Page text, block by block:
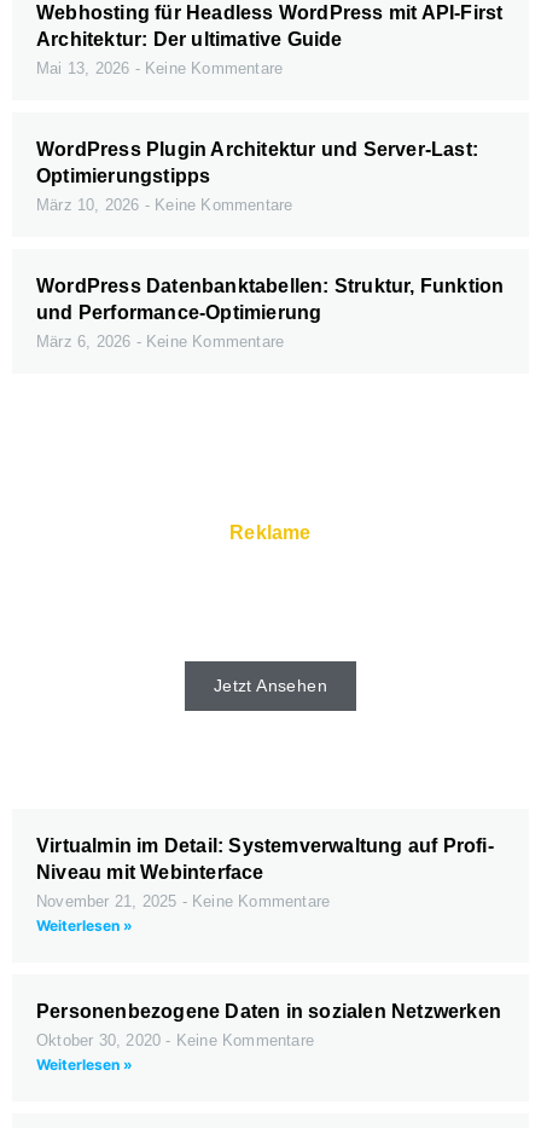
Webhosting für Headless WordPress mit API-First
Architektur: Der ultimative Guide
Mai 13, 2026 Keine Kommentare
WordPress Plugin Architektur und Server-Last:
Optimierungstipps
März 10, 2026 Keine Kommentare
WordPress Datenbanktabellen: Struktur, Funktion
und Performance-Optimierung
März 6, 2026 Keine Kommentare
Reklame
Jetzt Ansehen
Virtualmin im Detail: Systemverwaltung auf Profi-
Niveau mit Webinterface
November 21, 2025 Keine Kommentare
Weiterlesen »
Personenbezogene Daten in sozialen Netzwerken
Oktober 30, 2020
Keine Kommentare
Weiterlesen »